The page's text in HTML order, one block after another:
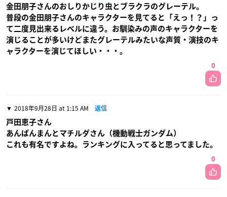
金田朋子さんのおしりかじり虫とブラクラのグレーテル。
普段の金田朋子さんのキャラクターを見てると「えっ！？」っ
て二度見出来るレベルに違う。お馴染みの声のキャラクターを
演じることが多いけどまたグレーテルみたいな声質・演技のキ
ャラクターを演じてほしい・・・。
0
2018年9月28日 at 1:15 AM 返信
戸田恵子さん
あんぱんまんとマチルダさん（機動戦士ガンダム）
これも有名ですよね。ランキングに入ってると思ってました。
0